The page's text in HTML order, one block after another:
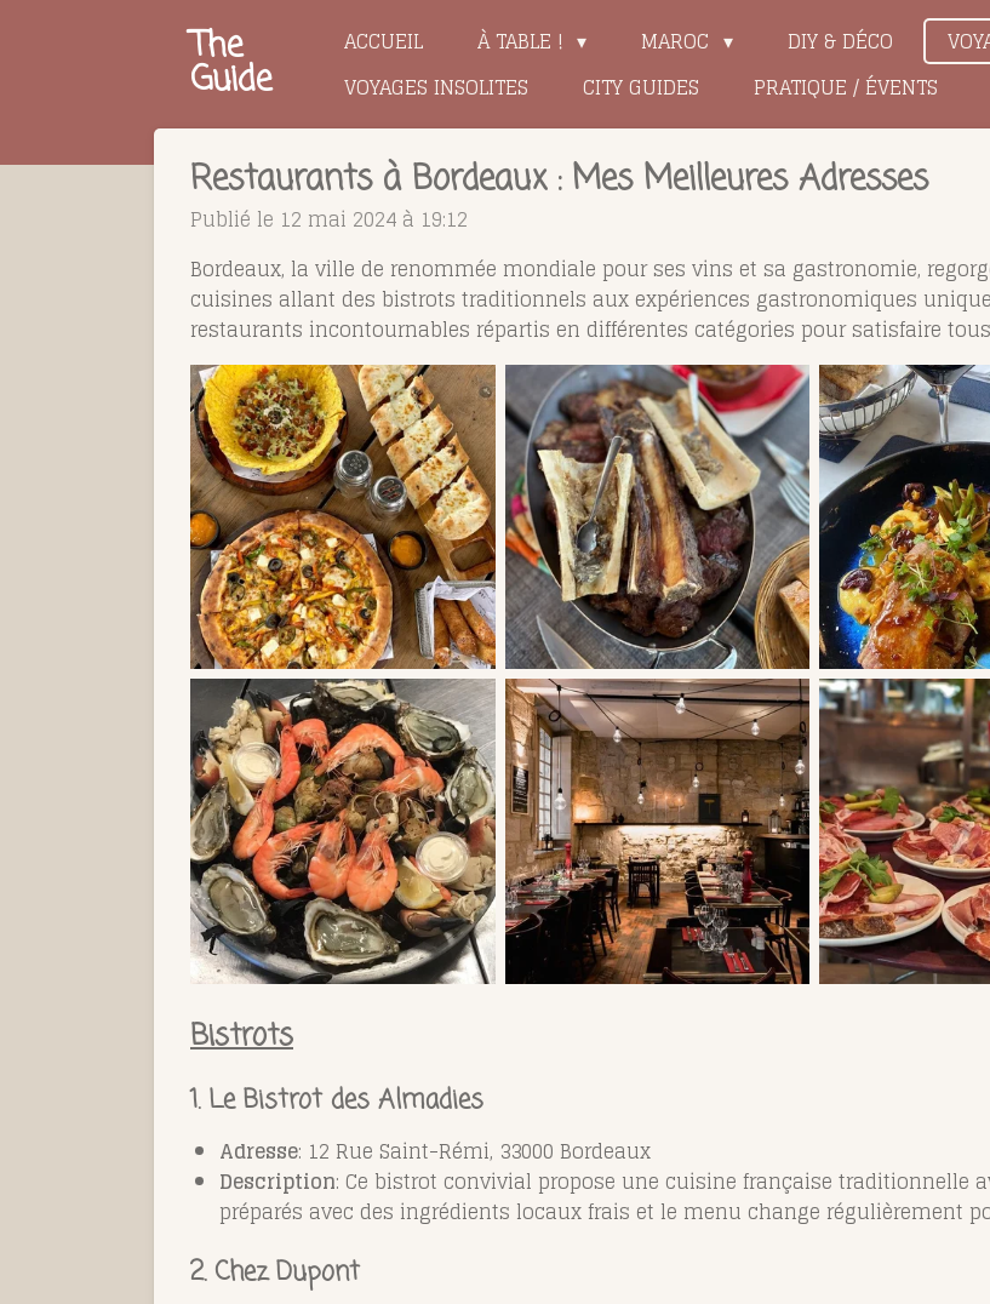
The
Guide
ACCUEIL À TABLE ! MAROC DIY & DÉCO
VOYAGES INSOLITES
CITY GUIDES PRATIQUE / ÉVENTS
Restaurants à Bordeaux : Mes Meilleures Adresses
Publié le 12 mai 2024 à 19:12
Bordeaux, la ville de renommée mondiale pour ses vins et sa gastronomie,
cuisines allant des bistrots traditionnels aux expériences gastronomiques
restaurants incontournables répartis en différentes catégories pour satisfaire
Bistrots
1. Le Bistrot des Almadies
Adresse: 12 Rue Saint-Rémi, 33000 Bordeaux
Description: Ce bistrot convivial propose une cuisine française traditionnelle
préparés avec des ingrédients locaux frais et le menu change régulièrement
2. Chez Dupont